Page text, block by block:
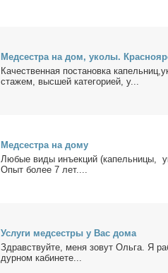
Мед­сест­ра на дом, уко­лы.
Ка­че­ствен­ная по­ста­нов­ка
ста­жем, выс­шей ка­те­го­ри­ей, у...
Мед­сест­ра на до­му
Лю­бые ви­ды инъ­ек­ций (ка­пель­ни­цы,
Опыт бо­лее 7 лет....
Услу­ги мед­сест­ры у Вас до­ма
Здрав­ствуй­те, ме­ня зо­вут Оль­га. Я
дур­ном ка­би­не­те...